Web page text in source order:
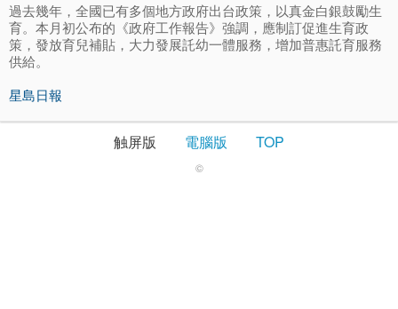
過去幾年，全國已有多個地方政府出台政策，以真金白銀鼓勵生
育。本月初公布的《政府工作報告》強調，應制訂促進生育政
策，發放育兒補貼，大力發展託幼一體服務，增加普惠託育服務
供給。
星島日報
触屏版 電腦版 TOP
©